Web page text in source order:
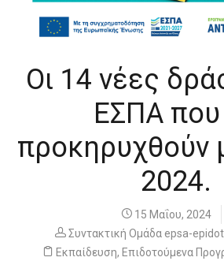
Οι 14 νέες
ΕΣΠΑ
προκηρυχθούν
2024.
15 Μαΐου, 2024
Συντακτική Ομάδα epsa-
Εκπαίδευση, Επιδοτούμενα